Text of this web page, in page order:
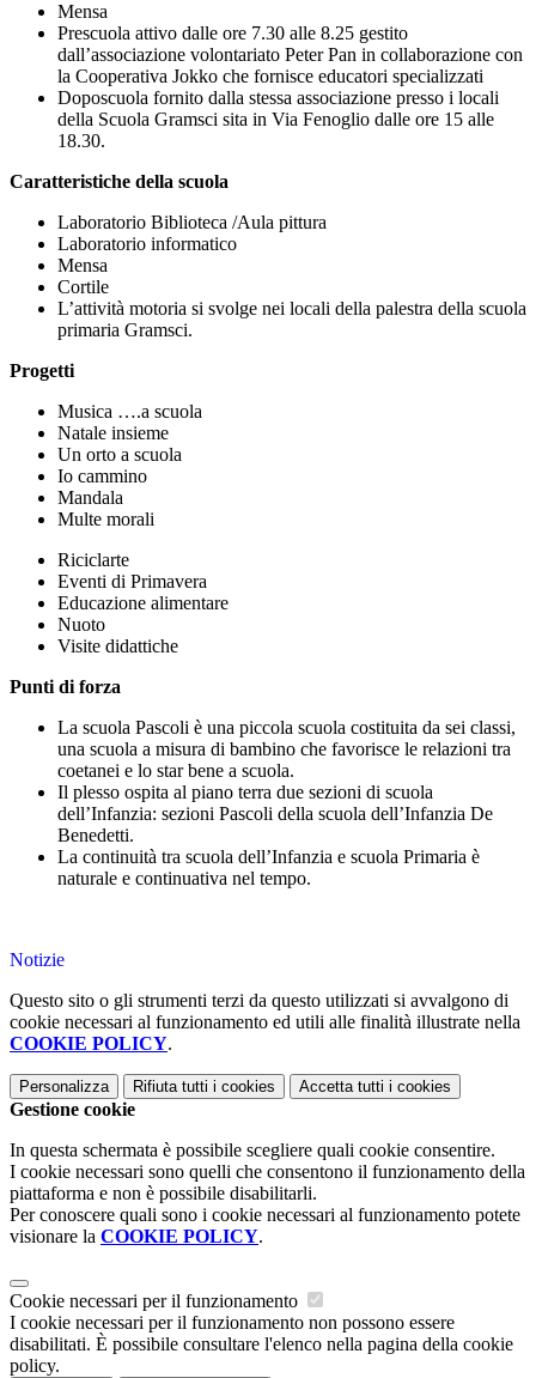
Mensa
Prescuola attivo dalle ore 7.30 alle 8.25 gestito
dall’associazione volontariato Peter Pan in collaborazione con
la Cooperativa Jokko che fornisce educatori specializzati
Doposcuola fornito dalla stessa associazione presso i locali
della Scuola Gramsci sita in Via Fenoglio dalle ore 15 alle
18.30.
Caratteristiche della scuola
Laboratorio Biblioteca /Aula pittura
Laboratorio informatico
Mensa
Cortile
L’attività motoria si svolge nei locali della palestra della scuola
primaria Gramsci.
Progetti
Musica ….a scuola
Natale insieme
Un orto a scuola
Io cammino
Mandala
Multe morali
Riciclarte
Eventi di Primavera
Educazione alimentare
Nuoto
Visite didattiche
Punti di forza
La scuola Pascoli è una piccola scuola costituita da sei classi,
una scuola a misura di bambino che favorisce le relazioni tra
coetanei e lo star bene a scuola.
Il plesso ospita al piano terra due sezioni di scuola
dell’Infanzia: sezioni Pascoli della scuola dell’Infanzia De
Benedetti.
La continuità tra scuola dell’Infanzia e scuola Primaria è
naturale e continuativa nel tempo.
Notizie
Questo sito o gli strumenti terzi da questo utilizzati si avvalgono di
cookie necessari al funzionamento ed utili alle finalità illustrate nella
COOKIE POLICY.
Personalizza Rifiuta tutti i cookies Accetta tutti i cookies
Gestione cookie
In questa schermata è possibile scegliere quali cookie consentire.
I cookie necessari sono quelli che consentono il funzionamento della
piattaforma e non è possibile disabilitarli.
Per conoscere quali sono i cookie necessari al funzionamento potete
visionare la COOKIE POLICY.
Cookie necessari per il funzionamento
I cookie necessari per il funzionamento non possono essere
disabilitati. È possibile consultare l'elenco nella pagina della cookie
policy.